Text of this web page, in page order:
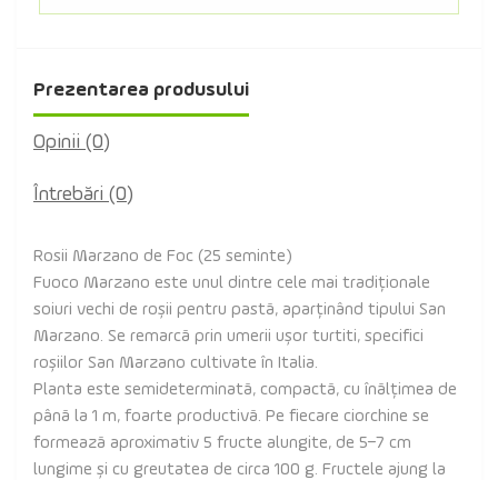
Prezentarea produsului
Opinii (0)
Întrebări (0)
Rosii Marzano de Foc (25 seminte)
Fuoco Marzano este unul dintre cele mai tradiționale
soiuri vechi de roșii pentru pastă, aparținând tipului San
Marzano. Se remarcă prin umerii ușor turtiti, specifici
roșiilor San Marzano cultivate în Italia.
Planta este semideterminată, compactă, cu înălțimea de
până la 1 m, foarte productivă. Pe fiecare ciorchine se
formează aproximativ 5 fructe alungite, de 5–7 cm
lungime și cu greutatea de circa 100 g. Fructele ajung la